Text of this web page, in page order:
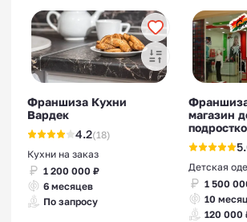
Франшиза Кухни
Вардек
4.2(18)
Кухни на заказ
1 200 000 ₽
6 месяцев
По запросу
магазин
Детская
1 500
10
120 000